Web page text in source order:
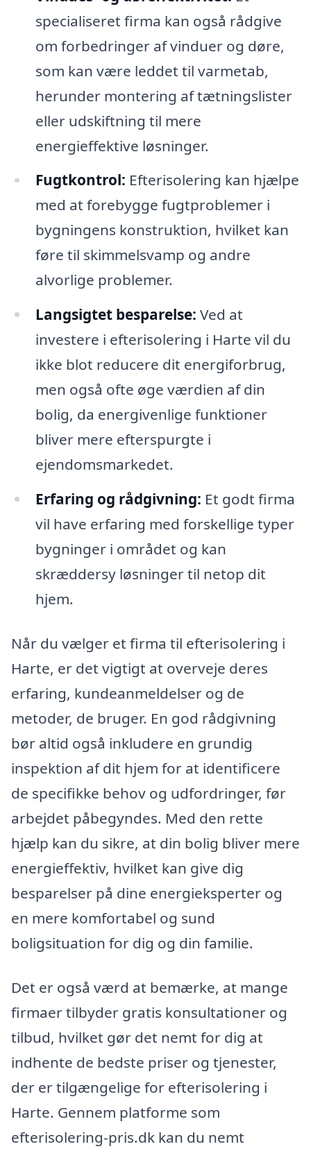
specialiseret firma kan også rådgive
om forbedringer af vinduer og døre,
som kan være leddet til varmetab,
herunder montering af tætningslister
eller udskiftning til mere
energieffektive løsninger.
Fugtkontrol: Efterisolering kan hjælpe
med at forebygge fugtproblemer i
bygningens konstruktion, hvilket kan
føre til skimmelsvamp og andre
alvorlige problemer.
Langsigtet besparelse: Ved at
investere i efterisolering i Harte vil du
ikke blot reducere dit energiforbrug,
men også ofte øge værdien af din
bolig, da energivenlige funktioner
bliver mere efterspurgte i
ejendomsmarkedet.
Erfaring og rådgivning: Et godt firma
vil have erfaring med forskellige typer
bygninger i området og kan
skræddersy løsninger til netop dit
hjem.
Når du vælger et firma til efterisolering i
Harte, er det vigtigt at overveje deres
erfaring, kundeanmeldelser og de
metoder, de bruger. En god rådgivning
bør altid også inkludere en grundig
inspektion af dit hjem for at identificere
de specifikke behov og udfordringer, før
arbejdet påbegyndes. Med den rette
hjælp kan du sikre, at din bolig bliver mere
energieffektiv, hvilket kan give dig
besparelser på dine energieksperter og
en mere komfortabel og sund
boligsituation for dig og din familie.
Det er også værd at bemærke, at mange
firmaer tilbyder gratis konsultationer og
tilbud, hvilket gør det nemt for dig at
indhente de bedste priser og tjenester,
der er tilgængelige for efterisolering i
Harte. Gennem platforme som
efterisolering-pris.dk kan du nemt